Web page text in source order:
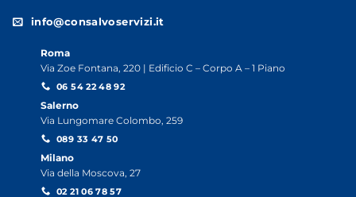
info@consalvoservizi.it
Roma
Via Zoe Fontana, 220 | Edificio C – Corpo A – 1 Piano
06 54 22 48 92
Salerno
Via Lungomare Colombo, 259
089 33 47 50
Milano
Via della Moscova, 27
02 21 06 78 57